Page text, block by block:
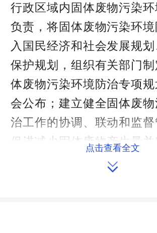
行政区域内固体废物污染
负责，将固体废物污染环
入国民经济和社会发展规
保护规划，组织有关部门
体废物污染环境防治专项
会公布；建立健全固体废
治工作的协调、联动和监督
促进减少固体废物产生量并
进行综合利用和无害化处置。
体废物的污染环境防治工
点击查看全文
